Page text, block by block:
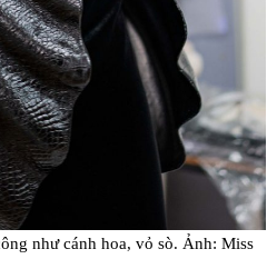
như cánh hoa, vỏ sò. Ảnh: Miss